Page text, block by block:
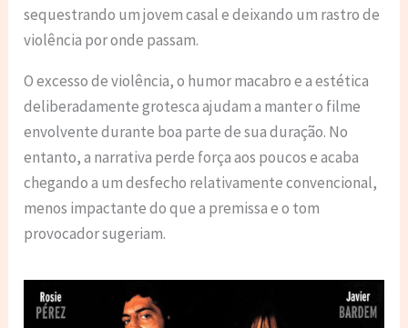
sequestrando um jovem casal e deixando um rastro de
violência por onde passam.
O excesso de violência, o humor macabro e a estética
deliberadamente grotesca ajudam a manter o filme
envolvente durante boa parte de sua duração. No
entanto, a narrativa perde força aos poucos e acaba
chegando a um desfecho relativamente convencional,
menos impactante do que a premissa e o tom
provocador sugeriam.